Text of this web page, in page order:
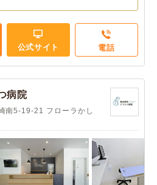
公式サイト 電話
病院
南5-19-21 フローラかし